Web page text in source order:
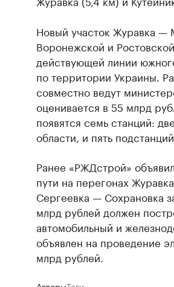
Новый участок Журавка —
Воронежской и
действующей линии
по территории Украины.
совместно ведут
оценивается в 55 млрд
появятся семь станций:
области, и пять
Ранее «РЖДстрой»
пути на перегонах
Сергеевка — Сохрановка
млрд рублей должен
автомобильный и
объявлен на проведение
млрд рублей.